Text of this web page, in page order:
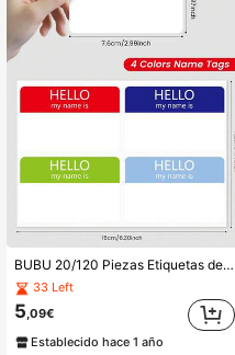
BUBU 20/120 Piezas Etiquetas de Nombre Personalizadas Pegatinas de Colores, Unisex, (3"X2"), "Hola, Mi Nombre Es", Insignias de Identificación Adhesivas, Adecuadas para Escuela, Oficina, Reuniones y Reuniones Familiares, Suministros Escolares & de Oficina Suministros Escolares
33 Left
5,09€
Establecido hace 1 año